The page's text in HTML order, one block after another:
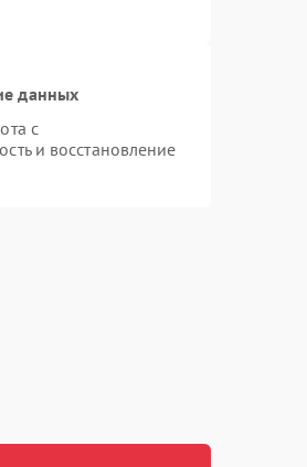
данных
с
и восстановление